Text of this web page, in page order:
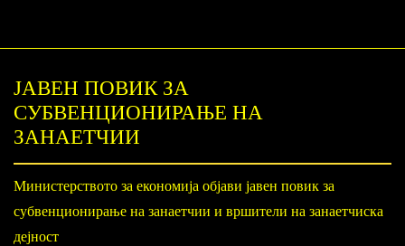
ЈАВЕН ПОВИК ЗА
СУБВЕНЦИОНИРАЊЕ НА
ЗАНАЕТЧИИ
Министерството за економија објави јавен повик за
субвенционирање на занаетчии и вршители на занаетчиска
дејност